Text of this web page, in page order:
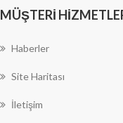
MÜŞTERI
Haberler
Site Haritası
İletişim